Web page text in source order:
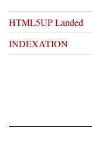
HTML5UP Landed
INDEXATION